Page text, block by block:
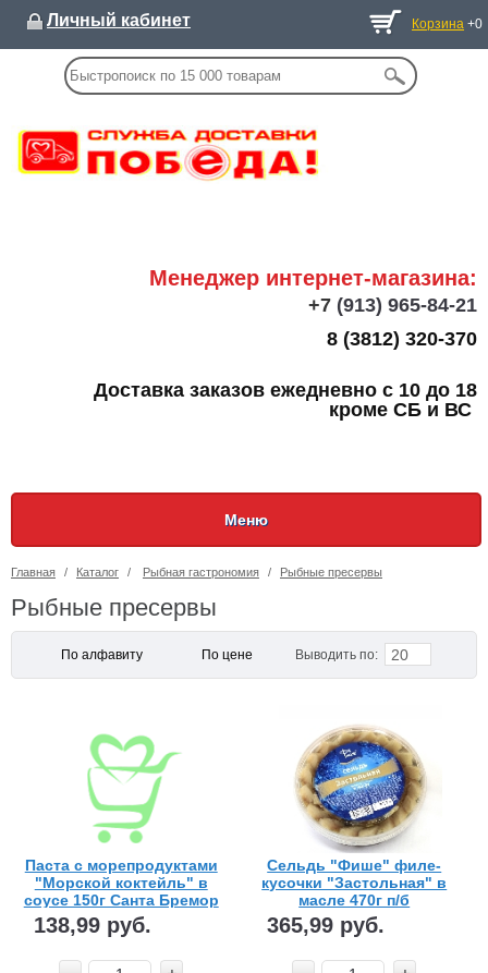
Личный кабинет Корзина +0
Менеджер интернет-магазина:
+7 (913) 965-84-21
8 (3812) 320-370
Доставка заказов ежедневно с 10 до 18
кроме СБ и ВС
Меню
Главная / Каталог / Рыбная гастрономия / Рыбные пресервы
Рыбные пресервы
По алфавиту По цене Выводить по: 20
Паста с морепродуктами
"Морской коктейль" в
соусе 150г Санта Бремор
138,99 руб.
Сельдь "Фише" филе-
кусочки "Застольная" в
масле 470г п/б
365,99 руб.